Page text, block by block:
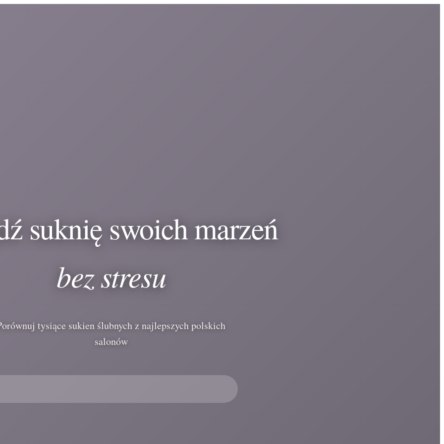
suknię swoich marzeń
bez stresu
tysiące sukien ślubnych z najlepszych polskich
salonów